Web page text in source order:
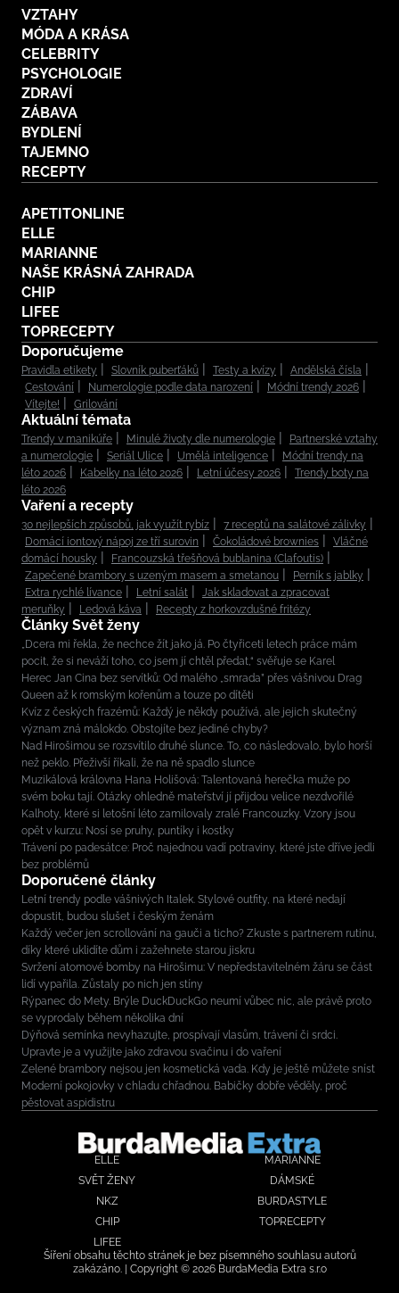
VZTAHY
MÓDA A KRÁSA
CELEBRITY
PSYCHOLOGIE
ZDRAVÍ
ZÁBAVA
BYDLENÍ
TAJEMNO
RECEPTY
APETITONLINE
ELLE
MARIANNE
NAŠE KRÁSNÁ ZAHRADA
CHIP
LIFEE
TOPRECEPTY
Doporučujeme
Pravidla etikety Slovník puberťáků Testy a kvízy
Andělská čísla
Cestování
Numerologie podle data narození
Módní trendy 2026
Vítejte!
Grilování
Aktuální témata
Trendy v manikúře Minulé životy dle numerologie
Partnerské vztahy
a numerologie
Seriál Ulice Umělá inteligence
Módní trendy na
léto 2026
Kabelky na léto 2026 Letní účesy 2026
Trendy boty na
léto 2026
Vaření a recepty
30 nejlepších způsobů, jak využít rybíz
7 receptů na salátové zálivky
Domácí iontový nápoj ze tří surovin
Čokoládové brownies
Vláčné
domácí housky
Francouzská třešňová bublanina (Clafoutis)
Zapečené brambory s uzeným masem a smetanou
Perník s jablky
Extra rychlé lívance
Letní salát
Jak skladovat a zpracovat
meruňky
Ledová káva Recepty z horkovzdušné fritézy
Články Svět ženy
„Dcera mi řekla, že nechce žít jako já. Po čtyřiceti letech práce mám
pocit, že si neváží toho, co jsem jí chtěl předat,“ svěřuje se Karel
Herec Jan Cina bez servítků: Od malého „smrada” přes vášnivou Drag
Queen až k romským kořenům a touze po dítěti
Kvíz z českých frazémů: Každý je někdy používá, ale jejich skutečný
význam zná málokdo. Obstojíte bez jediné chyby?
Nad Hirošimou se rozsvítilo druhé slunce. To, co následovalo, bylo horší
než peklo. Přeživší říkali, že na ně spadlo slunce
Muzikálová královna Hana Holišová: Talentovaná herečka muže po
svém boku tají. Otázky ohledně mateřství jí přijdou velice nezdvořilé
Kalhoty, které si letošní léto zamilovaly zralé Francouzky. Vzory jsou
opět v kurzu: Nosí se pruhy, puntíky i kostky
Trávení po padesátce: Proč najednou vadí potraviny, které jste dříve jedli
bez problémů
Doporučené články
Letní trendy podle vášnivých Italek. Stylové outfity, na které nedají
dopustit, budou slušet i českým ženám
Každý večer jen scrollování na gauči a ticho? Zkuste s partnerem rutinu,
díky které uklidíte dům i zažehnete starou jiskru
Svržení atomové bomby na Hirošimu: V nepředstavitelném žáru se část
lidí vypařila. Zůstaly po nich jen stíny
Rýpanec do Mety. Brýle DuckDuckGo neumí vůbec nic, ale právě proto
se vyprodaly během několika dní
Dýňová semínka nevyhazujte, prospívají vlasům, trávení či srdci.
Upravte je a využijte jako zdravou svačinu i do vaření
Zelené brambory nejsou jen kosmetická vada. Kdy je ještě můžete sníst
Moderní pokojovky v chladu chřadnou. Babičky dobře věděly, proč
pěstovat aspidistru
ELLE
MARIANNE
SVĚT ŽENY
DÁMSKÉ
NKZ
BURDASTYLE
CHIP
TOPRECEPTY
LIFEE
Šíření obsahu těchto stránek je bez písemného souhlasu autorů
zakázáno. | Copyright © 2026 BurdaMedia Extra s.r.o